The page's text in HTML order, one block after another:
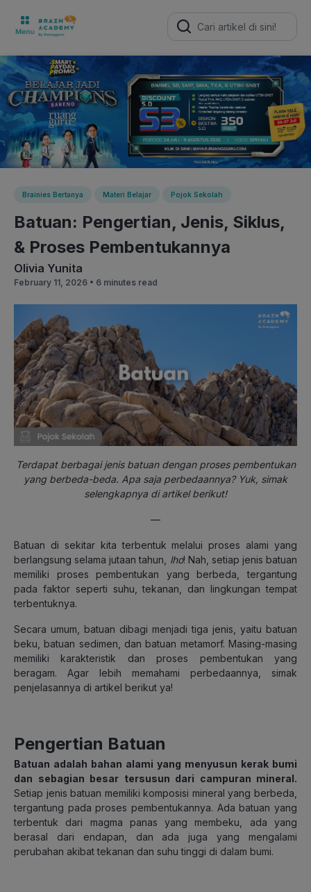
Search
for:
Brainies Bertanya Materi Belajar Pojok Sekolah
Batuan: Pengertian, Jenis, Siklus,
& Proses Pembentukannya
Olivia Yunita
February 11, 2026 • 6 minutes read
Terdapat berbagai jenis batuan dengan proses pembentukan
yang berbeda-beda. Apa saja perbedaannya? Yuk, simak
selengkapnya di artikel berikut!
—
Batuan di sekitar kita terbentuk melalui proses alami yang
berlangsung selama jutaan tahun, lho! Nah, setiap jenis batuan
memiliki proses pembentukan yang berbeda, tergantung
pada faktor seperti suhu, tekanan, dan lingkungan tempat
terbentuknya.
Secara umum, batuan dibagi menjadi tiga jenis, yaitu batuan
beku, batuan sedimen, dan batuan metamorf. Masing-masing
memiliki karakteristik dan proses pembentukan yang
beragam. Agar lebih memahami perbedaannya, simak
penjelasannya di artikel berikut ya!
Pengertian Batuan
Batuan adalah bahan alami yang menyusun kerak bumi
dan sebagian besar tersusun dari campuran mineral.
Setiap jenis batuan memiliki komposisi mineral yang berbeda,
tergantung pada proses pembentukannya. Ada batuan yang
terbentuk dari magma panas yang membeku, ada yang
berasal dari endapan, dan ada juga yang mengalami
perubahan akibat tekanan dan suhu tinggi di dalam bumi.